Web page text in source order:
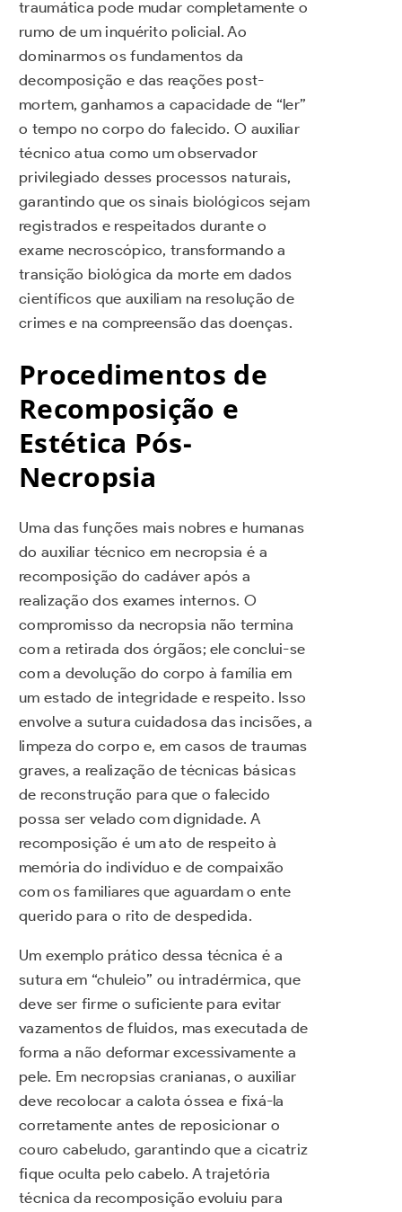
traumática pode mudar completamente o
rumo de um inquérito policial. Ao
dominarmos os fundamentos da
decomposição e das reações post-
mortem, ganhamos a capacidade de “ler”
o tempo no corpo do falecido. O auxiliar
técnico atua como um observador
privilegiado desses processos naturais,
garantindo que os sinais biológicos sejam
registrados e respeitados durante o
exame necroscópico, transformando a
transição biológica da morte em dados
científicos que auxiliam na resolução de
crimes e na compreensão das doenças.
Procedimentos de
Recomposição e
Estética Pós-
Necropsia
Uma das funções mais nobres e humanas
do auxiliar técnico em necropsia é a
recomposição do cadáver após a
realização dos exames internos. O
compromisso da necropsia não termina
com a retirada dos órgãos; ele conclui-se
com a devolução do corpo à família em
um estado de integridade e respeito. Isso
envolve a sutura cuidadosa das incisões, a
limpeza do corpo e, em casos de traumas
graves, a realização de técnicas básicas
de reconstrução para que o falecido
possa ser velado com dignidade. A
recomposição é um ato de respeito à
memória do indivíduo e de compaixão
com os familiares que aguardam o ente
querido para o rito de despedida.
Um exemplo prático dessa técnica é a
sutura em “chuleio” ou intradérmica, que
deve ser firme o suficiente para evitar
vazamentos de fluidos, mas executada de
forma a não deformar excessivamente a
pele. Em necropsias cranianas, o auxiliar
deve recolocar a calota óssea e fixá-la
corretamente antes de reposicionar o
couro cabeludo, garantindo que a cicatriz
fique oculta pelo cabelo. A trajetória
técnica da recomposição evoluiu para